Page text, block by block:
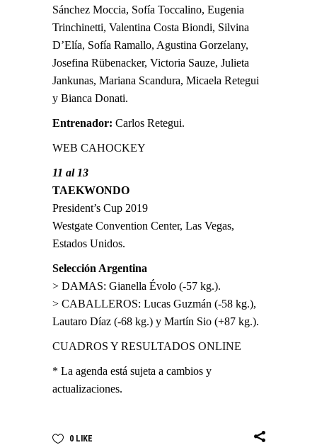
Sánchez Moccia, Sofía Toccalino, Eugenia
Trinchinetti, Valentina Costa Biondi, Silvina
D’Elía, Sofía Ramallo, Agustina Gorzelany,
Josefina Rübenacker, Victoria Sauze, Julieta
Jankunas, Mariana Scandura, Micaela Retegui
y Bianca Donati.
Entrenador: Carlos Retegui.
WEB CAHOCKEY
11 al 13
TAEKWONDO
President’s Cup 2019
Westgate Convention Center, Las Vegas,
Estados Unidos.
Selección Argentina
> DAMAS: Gianella Évolo (-57 kg.).
> CABALLEROS: Lucas Guzmán (-58 kg.),
Lautaro Díaz (-68 kg.) y Martín Sio (+87 kg.).
CUADROS Y RESULTADOS ONLINE
* La agenda está sujeta a cambios y
actualizaciones.
0 LIKE